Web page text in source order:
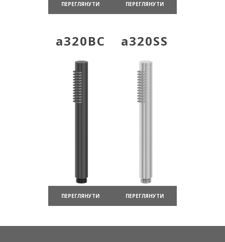
ПЕРЕГЛЯНУТИ ПЕРЕГЛЯНУТИ
a320BC
ПЕРЕГЛЯНУТИ
a320SS
ПЕРЕГЛЯНУТИ